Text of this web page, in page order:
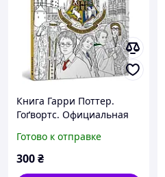
Книга Гарри Поттер.
Гоґвортс. Официальная
Готово к отправке
300₴